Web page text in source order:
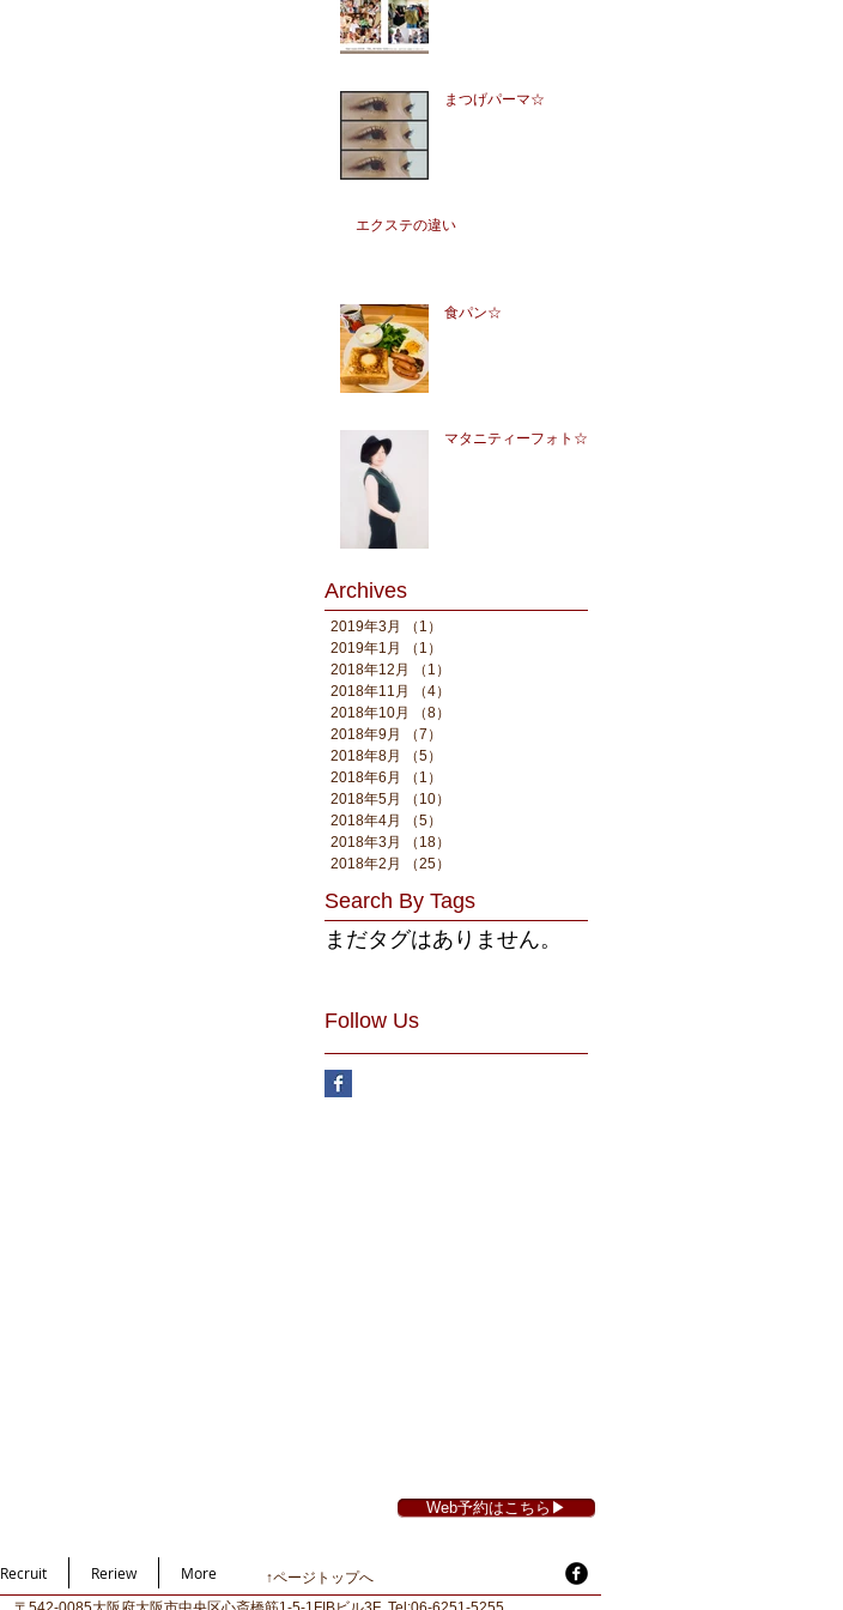
まつげパーマ☆
エクステの違い
食パン☆
マタニティーフォト☆
Archives
2019年3月 （1）
2019年1月
（1）
2018年12月
（1）
2018年11月
（4）
2018年10月
（8）
2018年9月
（7）
2018年8月
（5）
2018年6月
（1）
2018年5月
（10）
2018年4月
（5）
2018年3月
（18）
2018年2月
（25）
Search By Tags
まだタグはありません。
Follow Us
Web予約はこちら▶︎
↑ページトップへ
Recruit Reriew More